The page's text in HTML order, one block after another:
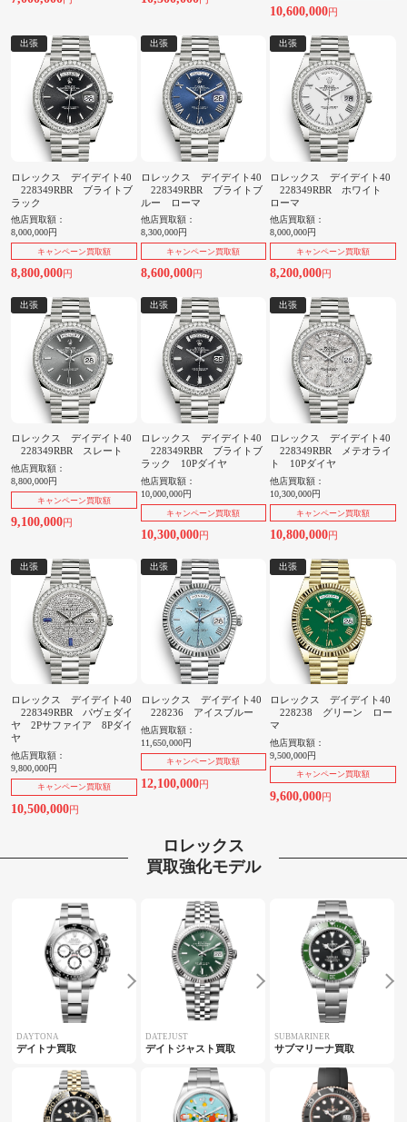
10,600,000円
出張
ロレックス デイデイト40
228349RBR ブライトブ
ラック
他店買取額：
8,000,000円
キャンペーン買取額
8,800,000円
出張
ロレックス デイデイト40
228349RBR ブライトブ
ルー ローマ
他店買取額：
8,300,000円
キャンペーン買取額
8,600,000円
出張
ロレックス デイデイト40
228349RBR ホワイト
ローマ
他店買取額：
8,000,000円
キャンペーン買取額
8,200,000円
出張
ロレックス デイデイト40
228349RBR スレート
他店買取額：
8,800,000円
キャンペーン買取額
9,100,000円
出張
ロレックス デイデイト40
228349RBR ブライトブ
ラック 10Pダイヤ
他店買取額：
10,000,000円
キャンペーン買取額
10,300,000円
出張
ロレックス デイデイト40
228349RBR メテオライ
ト 10Pダイヤ
他店買取額：
10,300,000円
キャンペーン買取額
10,800,000円
出張
ロレックス デイデイト40
228349RBR パヴェダイ
ヤ 2Pサファイア 8Pダイ
ヤ
他店買取額：
9,800,000円
キャンペーン買取額
10,500,000円
出張
ロレックス デイデイト40
228236 アイスブルー
他店買取額：
11,650,000円
キャンペーン買取額
12,100,000円
出張
ロレックス デイデイト40
228238 グリーン ロー
マ
他店買取額：
9,500,000円
キャンペーン買取額
9,600,000円
ロレックス
買取強化モデル
DAYTONA
デイトナ買取
DATEJUST
デイトジャスト買取
SUBMARINER
サブマリーナ買取